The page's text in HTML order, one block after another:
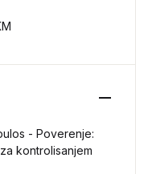
- Poverenje:
kontrolisanjem